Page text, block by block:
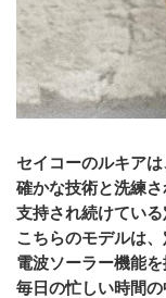
セイコーのルキア
確かな技術と洗練
支持され続けている
こちらのモデルは
電波ソーラー機能を
毎日の忙しい時間